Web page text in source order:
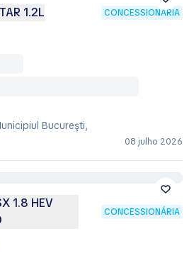
1.2L CONCESSIONÁRIA
Bucureşti,
08 julho 2026
1.8 HEV
CONCESSIONÁRIA